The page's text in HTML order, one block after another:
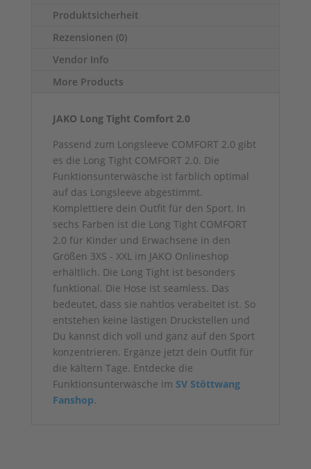
Produktsicherheit
Rezensionen (0)
Vendor Info
More Products
JAKO Long Tight Comfort 2.0
Passend zum Longsleeve COMFORT 2.0 gibt
es die Long Tight COMFORT 2.0. Die
Funktionsunterwäsche ist farblich optimal
auf das Longsleeve abgestimmt.
Komplettiere dein Outfit für den Sport. In
sechs Farben ist die Long Tight COMFORT
2.0 für Kinder und Erwachsene in den
Größen 3XS - XXL im JAKO Onlineshop
erhältlich. Die Long Tight ist besonders
funktional. Die Hose ist seamless. Das
bedeutet, dass sie nahtlos verabeitet ist. So
entstehen keine lästigen Druckstellen und
Du kannst dich voll und ganz auf den Sport
konzentrieren. Ergänze jetzt dein Outfit für
die kältern Tage. Entdecke die
Funktionsunterwäsche im SV Stöttwang
Fanshop.